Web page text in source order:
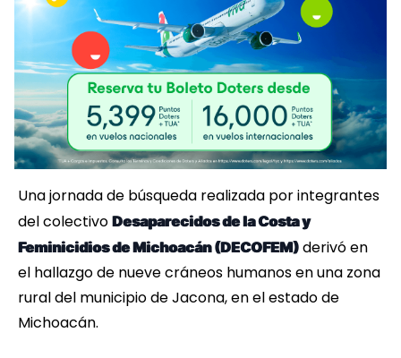
Una jornada de búsqueda realizada por integrantes
del colectivo Desaparecidos de la Costa y
Feminicidios de Michoacán (DECOFEM) derivó en
el hallazgo de nueve cráneos humanos en una zona
rural del municipio de Jacona, en el estado de
Michoacán.